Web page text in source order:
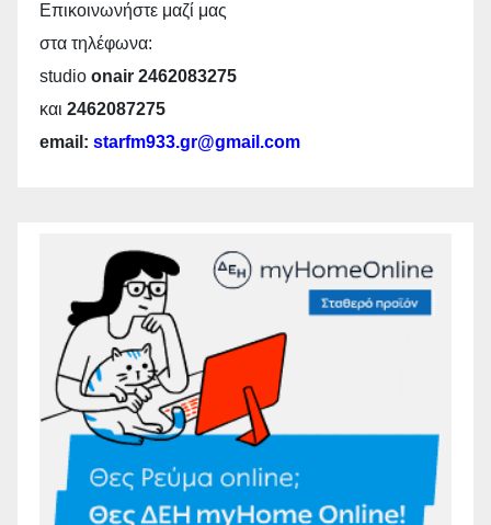
Επικοινωνήστε μαζί μας
στα τηλέφωνα:
studio onair 2462083275
και 2462087275
email: starfm933.gr@gmail.com